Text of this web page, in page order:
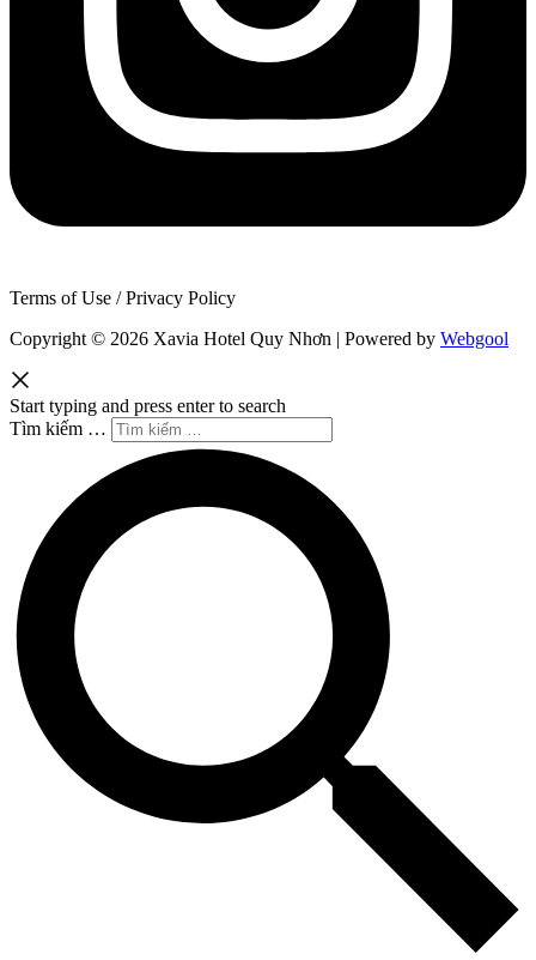
Terms of Use / Privacy Policy
Copyright © 2026 Xavia Hotel Quy Nhơn | Powered by Webgool
Start typing and press enter to search
Tìm kiếm …